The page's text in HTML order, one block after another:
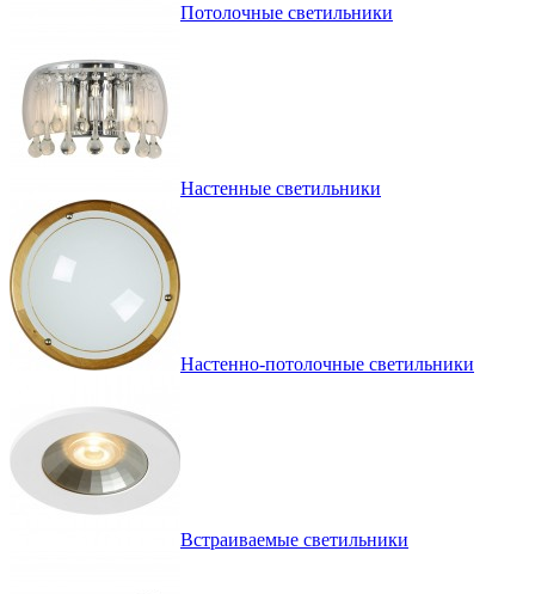
Потолочные светильники
Настенные светильники
Настенно-потолочные светильники
Встраиваемые светильники